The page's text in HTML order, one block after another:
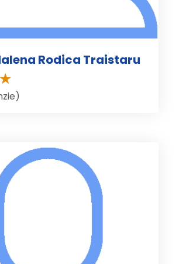
Rodica Traistaru